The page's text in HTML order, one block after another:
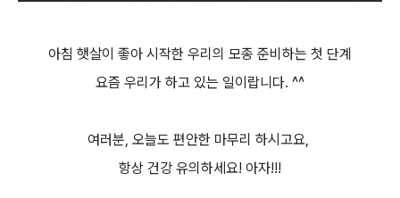
아침 햇살이 좋아 시작한 우리의 모종 준비하는 첫 단계
요즘 우리가 하고 있는 일이랍니다. ^^
여러분, 오늘도 편안한 마무리 하시고요,
항상 건강 유의하세요! 아자!!!